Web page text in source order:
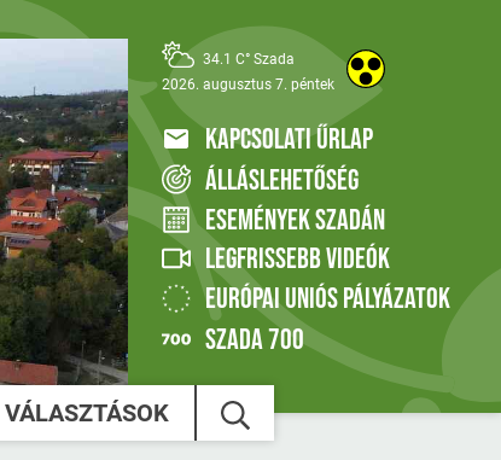
34.1 C° Szada
2026. augusztus 7. péntek
KAPCSOLATI ŰRLAP
ÁLLÁSLEHETŐSÉG
ESEMÉNYEK SZADÁN
LEGFRISSEBB VIDEÓK
EURÓPAI UNIÓS PÁLYÁZATOK
SZADA 700
VÁLASZTÁSOK